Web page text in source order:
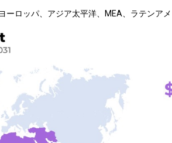
ロッパ、アジア太平洋、MEA、ラテンアメ